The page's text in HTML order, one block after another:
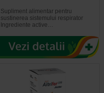
Supliment alimentar pentru
sustinerea sistemului respirator
Ingrediente active…